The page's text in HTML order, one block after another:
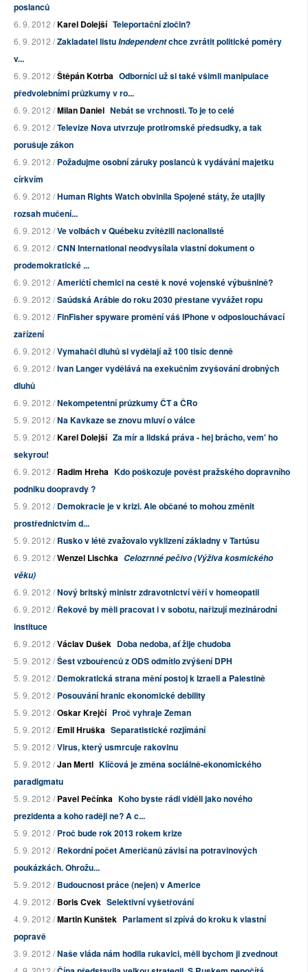
poslanců
6. 9. 2012 /Karel Dolejší Teleportační zločin?
6. 9. 2012 /Zakladatel listuIndependentchce zvrátit politické poměry
v...
6. 9. 2012 /Štěpán Kotrba Odborníci už si také všimli manipulace
předvolebními průzkumy v ro...
6. 9. 2012 /Milan Daniel Nebát se vrchnosti. To je to celé
6. 9. 2012 /Televize Nova utvrzuje protiromské předsudky, a tak
porušuje zákon
6. 9. 2012 /Požadujme osobní záruky poslanců k vydávání majetku
církvím
6. 9. 2012 /Human Rights Watch obvinila Spojené státy, že utajily
rozsah mučení...
6. 9. 2012 /Ve volbách v Québeku zvítězili nacionalisté
6. 9. 2012 /CNN International neodvysílala vlastní dokument o
prodemokratické ...
6. 9. 2012 /Američtí chemici na cestě k nové vojenské výbušnině?
6. 9. 2012 /Saúdská Arábie do roku 2030 přestane vyvážet ropu
6. 9. 2012 /FinFisher spyware promění váš IPhone v odposlouchávací
zařízení
6. 9. 2012 /Vymahači dluhů si vydělají až 100 tisíc denně
6. 9. 2012 /Ivan Langer vydělává na exekučním zvyšování drobných
dluhů
6. 9. 2012 /Nekompetentní průzkumy ČT a ČRo
5. 9. 2012 /Na Kavkaze se znovu mluví o válce
5. 9. 2012 /Karel Dolejší Za mír a lidská práva - hej brácho, vem' ho
sekyrou!
6. 9. 2012 /Radim Hreha Kdo poškozuje pověst pražského dopravního
podniku doopravdy ?
5. 9. 2012 /Demokracie je v krizi. Ale občané to mohou změnit
prostřednictvím d...
5. 9. 2012 /Rusko v létě zvažovalo vyklizení základny v Tartúsu
6. 9. 2012 /Wenzel Lischka Celozrnné pečivo (Výživa kosmického
věku)
6. 9. 2012 /Nový britský ministr zdravotnictví věří v homeopatii
6. 9. 2012 /Řekové by měli pracovat i v sobotu, nařizují mezinárodní
instituce
6. 9. 2012 /Václav Dušek Doba nedoba, ať žije chudoba
5. 9. 2012 /Šest vzbouřenců z ODS odmítlo zvýšení DPH
5. 9. 2012 /Demokratická strana mění postoj k Izraeli a Palestině
5. 9. 2012 /Posouvání hranic ekonomické debility
5. 9. 2012 /Oskar Krejčí Proč vyhraje Zeman
5. 9. 2012 /Emil Hruška Separatistické rozjímání
5. 9. 2012 /Virus, který usmrcuje rakovinu
5. 9. 2012 /Jan Mertl Klíčová je změna sociálně-ekonomického
paradigmatu
5. 9. 2012 /Pavel Pečínka Koho byste rádi viděli jako nového
prezidenta a koho raději ne? A c...
5. 9. 2012 /Proč bude rok 2013 rokem krize
5. 9. 2012 /Rekordní počet Američanů závisí na potravinových
poukázkách. Ohrožu...
5. 9. 2012 /Budoucnost práce (nejen) v Americe
4. 9. 2012 /Boris Cvek Selektivní vyšetřování
4. 9. 2012 /Martin Kunštek Parlament si zpívá do kroku k vlastní
popravě
3. 9. 2012 /Naše vláda nám hodila rukavici, měli bychom ji zvednout